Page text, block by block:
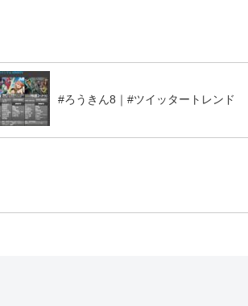
#ろうきん8｜#ツイッタートレンド